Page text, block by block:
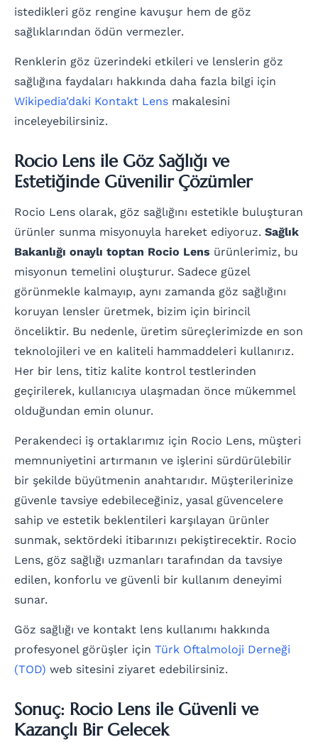
istedikleri göz rengine kavuşur hem de göz
sağlıklarından ödün vermezler.
Renklerin göz üzerindeki etkileri ve lenslerin göz
sağlığına faydaları hakkında daha fazla bilgi için
Wikipedia’daki Kontakt Lens makalesini
inceleyebilirsiniz.
Rocio Lens ile Göz Sağlığı ve
Estetiğinde Güvenilir Çözümler
Rocio Lens olarak, göz sağlığını estetikle buluşturan
ürünler sunma misyonuyla hareket ediyoruz. Sağlık
Bakanlığı onaylı toptan Rocio Lens ürünlerimiz, bu
misyonun temelini oluşturur. Sadece güzel
görünmekle kalmayıp, aynı zamanda göz sağlığını
koruyan lensler üretmek, bizim için birincil
önceliktir. Bu nedenle, üretim süreçlerimizde en son
teknolojileri ve en kaliteli hammaddeleri kullanırız.
Her bir lens, titiz kalite kontrol testlerinden
geçirilerek, kullanıcıya ulaşmadan önce mükemmel
olduğundan emin olunur.
Perakendeci iş ortaklarımız için Rocio Lens, müşteri
memnuniyetini artırmanın ve işlerini sürdürülebilir
bir şekilde büyütmenin anahtarıdır. Müşterilerinize
güvenle tavsiye edebileceğiniz, yasal güvencelere
sahip ve estetik beklentileri karşılayan ürünler
sunmak, sektördeki itibarınızı pekiştirecektir. Rocio
Lens, göz sağlığı uzmanları tarafından da tavsiye
edilen, konforlu ve güvenli bir kullanım deneyimi
sunar.
Göz sağlığı ve kontakt lens kullanımı hakkında
profesyonel görüşler için Türk Oftalmoloji Derneği
(TOD) web sitesini ziyaret edebilirsiniz.
Sonuç: Rocio Lens ile Güvenli ve
Kazançlı Bir Gelecek